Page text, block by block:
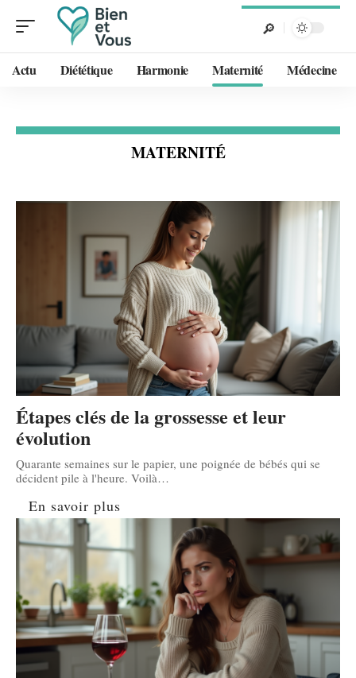
Actu Diététique Harmonie Maternité Médecine
MATERNITÉ
Étapes clés de la grossesse et leur
évolution
Quarante semaines sur le papier, une poignée de bébés qui se
décident pile à l'heure. Voilà…
En savoir plus